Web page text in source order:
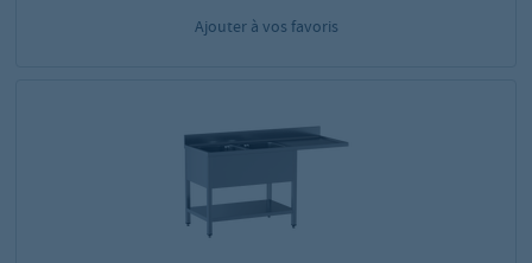
Ajouter à vos favoris